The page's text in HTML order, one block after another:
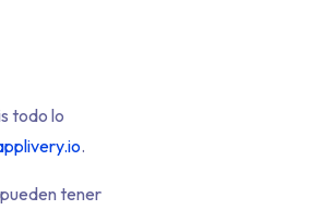
todo lo
.
tener